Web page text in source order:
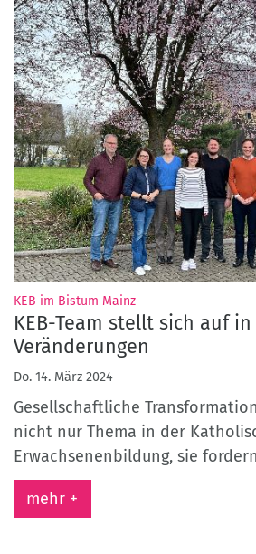
KEB im Bistum Mainz:
KEB-Team stellt sich auf
Veränderungen
Do. 14. März 2024
Gesellschaftliche
nicht nur Thema in der
Erwachsenenbildung, sie
mehr +